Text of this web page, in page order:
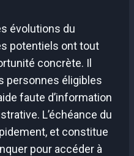
évolutions du
potentiels ont tout
concrète. Il
personnes éligibles
faute d’information
L’échéance du
et constitue
pour accéder à